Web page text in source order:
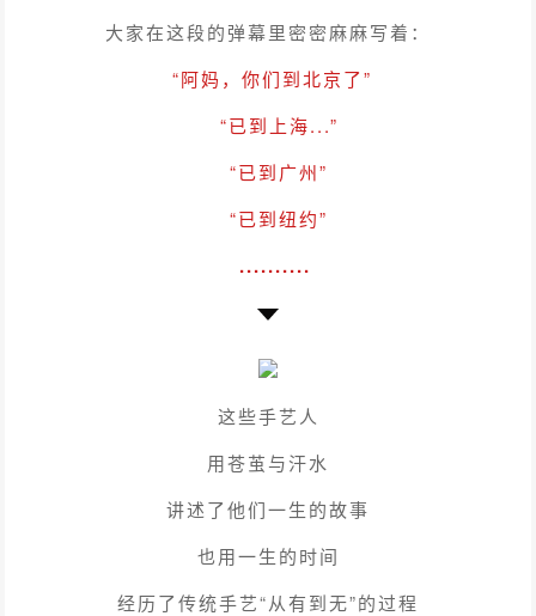
大家在这段的弹幕里密密麻麻写着：
“阿妈，你们到北京了”
“已到上海...”
“已到广州”
“已到纽约”
..........
这些手艺人
用苍茧与汗水
讲述了他们一生的故事
也用一生的时间
经历了传统手艺“从有到无”的过程